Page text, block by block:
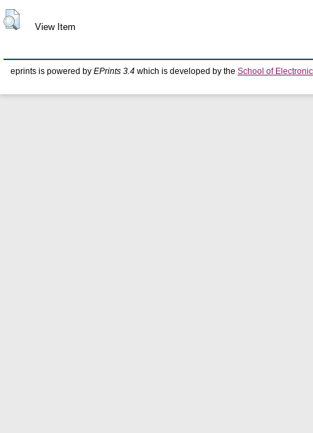
View Item
eprints is powered by EPrints 3.4 which is developed by the School of